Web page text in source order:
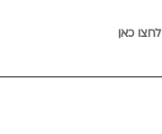
לחצו כאן